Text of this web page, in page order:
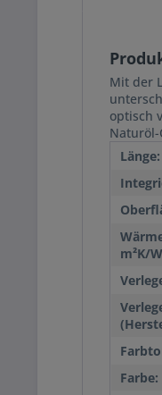
Mit der
optisch
Naturöl-
Länge:
m²K/
Farbe: